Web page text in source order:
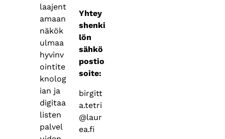
laajent
amaan
näkök
ulmaa
hyvinv
ointite
knolog
ian ja
digitaa
listen
palvel
Yhtey
shenki
lön
sähkö
postio
soite:
birgitt
a.tetri
@laur
ea.fi